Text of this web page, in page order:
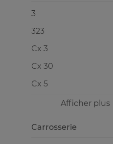
3
323
Cx 3
Cx 30
Cx 5
Afficher plus
Carrosserie